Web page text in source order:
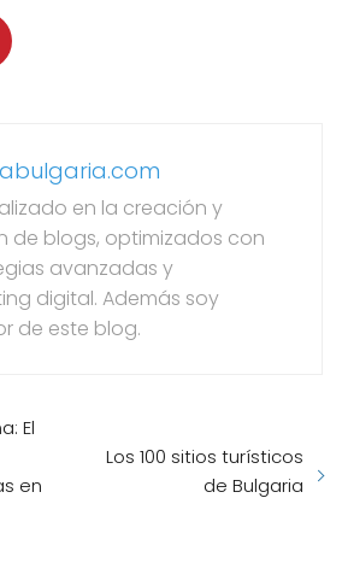
en la creación y
de blogs, optimizados con
avanzadas y
digital. Además soy
de este blog.
El
en
Los 100 sitios turísticos
de Bulgaria